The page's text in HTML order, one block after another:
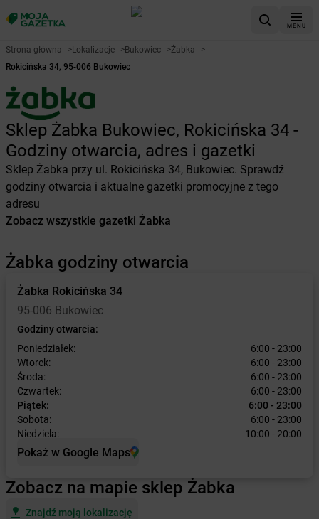
MENU
Strona główna >Lokalizacje >Bukowiec >Żabka
>
Rokicińska 34, 95-006 Bukowiec
Sklep Żabka Bukowiec, Rokicińska 34 -
Godziny otwarcia, adres i gazetki
Sklep Żabka przy ul. Rokicińska 34, Bukowiec. Sprawdź
godziny otwarcia i aktualne gazetki promocyjne z tego
adresu
Zobacz wszystkie gazetki Żabka
Żabka godziny otwarcia
Żabka Rokicińska 34
95-006 Bukowiec
Godziny otwarcia:
Poniedziałek:
6:00 - 23:00
Wtorek:
6:00 - 23:00
Środa:
6:00 - 23:00
Czwartek:
6:00 - 23:00
Piątek:
6:00 - 23:00
Sobota:
6:00 - 23:00
Niedziela:
10:00 - 20:00
Pokaż w Google Maps
Zobacz na mapie sklep Żabka
Znajdź moją lokalizację